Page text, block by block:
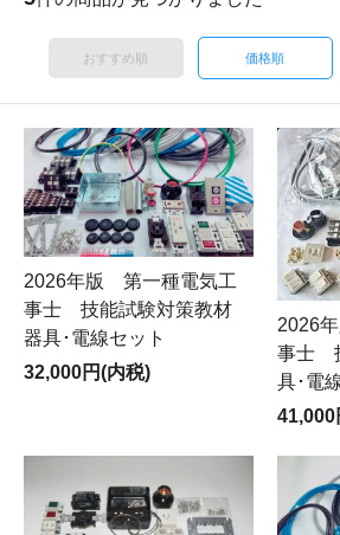
おすすめ順 価格順
2026年版 第一種電気工
事士 技能試験対策教材
器具･電線セット
32,000円(内税)
2026
事士
具･電
41,000